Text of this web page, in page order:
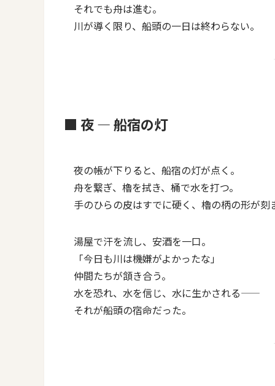
それでも舟は進む。
川が導く限り、船頭の一日は終わらない。
■ 夜 ― 船宿の灯
夜の帳が下りると、船宿の灯が点く。
舟を繋ぎ、櫓を拭き、桶で水を打つ。
手のひらの皮はすでに硬く、櫓の柄の形が刻
湯屋で汗を流し、安酒を一口。
「今日も川は機嫌がよかったな」
仲間たちが頷き合う。
水を恐れ、水を信じ、水に生かされる――
それが船頭の宿命だった。